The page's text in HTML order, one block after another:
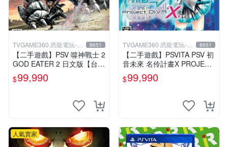
TVGAME360 恐龍電玩-台
中店
8651
【二手遊戲】PSV 噬神戰士 2
GOD EATER 2 日文版【台中
恐龍電玩】
$99,990
TVGAME360 恐龍電玩-台
中店
8651
【二手遊戲】PSVITA PSV 初
音未來 名伶計畫X PROJECT
DIVA X 日文版【台中恐龍電
玩】
$99,990
人氣賣家